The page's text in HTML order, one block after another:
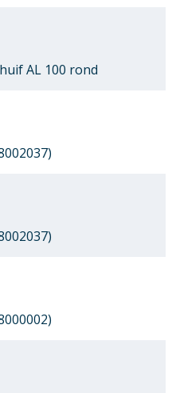
AL 100 rond